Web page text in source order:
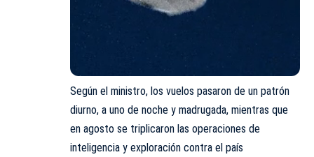
Según el ministro, los vuelos pasaron de un patrón
diurno, a uno de noche y madrugada, mientras que
en agosto se triplicaron las operaciones de
inteligencia y exploración contra el país